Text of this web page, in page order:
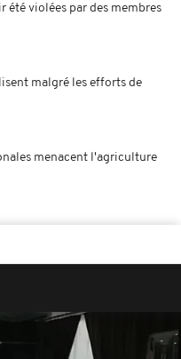
été violées par des membres
malgré les efforts de
menacent l'agriculture